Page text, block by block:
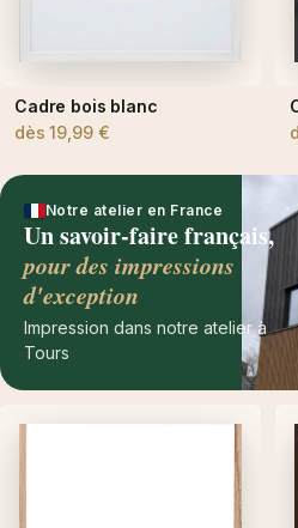
Cadre bois blanc
dès19,99 €
Notre atelier en France
Un savoir-faire français,
pour des impressions
d'exception
Impression dans notre atelier à
Tours